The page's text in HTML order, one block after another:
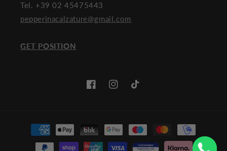
Tel. +39 02 45475443
pepperinacalzature@gmail.com
GET POSITION
FacebookInstagramTikTok
Payment
methods